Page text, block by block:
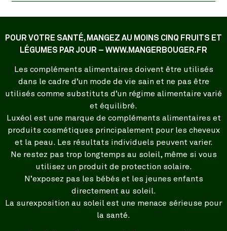
POUR VOTRE SANTÉ, MANGEZ AU MOINS CINQ FRUITS ET
LÉGUMES PAR JOUR – WWW.MANGERBOUGER.FR
Les compléments alimentaires doivent être utilisés
dans le cadre d’un mode de vie sain et ne pas être
utilisés comme substituts d’un régime alimentaire varié
et équilibré.
Luxéol est une marque de compléments alimentaires et
produits cosmétiques principalement pour les cheveux
et la peau. Les résultats individuels peuvent varier.
Ne restez pas trop longtemps au soleil, même si vous
utilisez un produit de protection solaire.
N’exposez pas les bébés et les jeunes enfants
directement au soleil.
La surexposition au soleil est une menace sérieuse pour
la santé.